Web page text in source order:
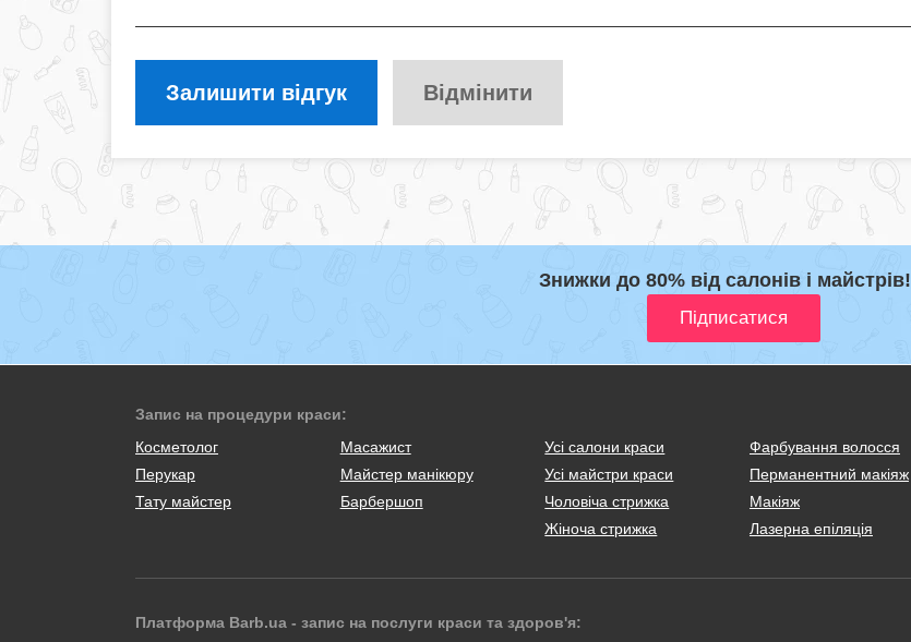
Залишити відгук Відмінити
Знижки до 80% від салонів і майстрів!
Запис на процедури краси:
Косметолог
Масажист
Перукар
Майстер манікюру
Тату майстер
Барбершоп
Усі салони краси
Усі майстри краси
Чоловіча стрижка
Жіноча стрижка
Фарбування волосся
Перманентний макіяж
Макіяж
Лазерна епіляція
Платформа Barb.ua - запис на послуги краси та здоров'я: